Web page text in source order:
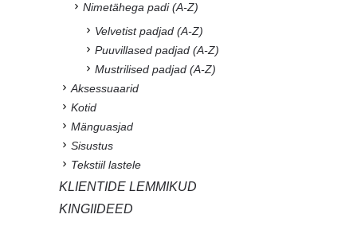
Nimetähega padi (A-Z)
Velvetist padjad (A-Z)
Puuvillased padjad (A-Z)
Mustrilised padjad (A-Z)
Aksessuaarid
Kotid
Mänguasjad
Sisustus
Tekstiil lastele
KLIENTIDE LEMMIKUD
KINGIIDEED